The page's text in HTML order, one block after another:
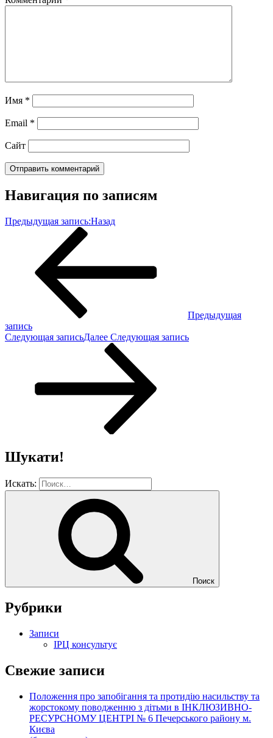
Имя *
Email *
Сайт
Навигация по записям
Предыдущая запись:Назад
Предыдущая
запись
Следующая записьДалее Следующая запись
Шукати!
Искать:
Поиск
Рубрики
Записи
ІРЦ консультує
Свежие записи
Положення про запобігання та протидію насильству та
жорстокому поводженню з дітьми в ІНКЛЮЗИВНО-
РЕСУРСНОМУ ЦЕНТРІ № 6 Печерського району м.
Києва